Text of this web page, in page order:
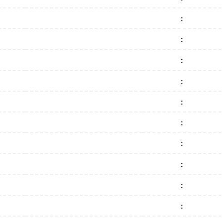
:
:
:
:
:
:
:
:
:
: